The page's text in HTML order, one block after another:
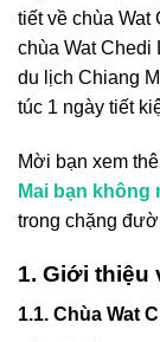
tiết về chùa Wat
chùa Wat Chedi
du lịch Chiang
túc 1 ngày tiết
Mời bạn xem
Mai bạn không
trong chặng
1. Giới thiệu
1.1. Chùa Wat